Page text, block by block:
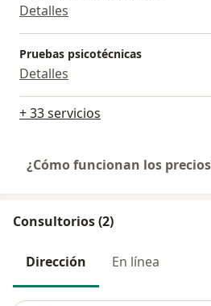
Detalles
Pruebas psicotécnicas
Detalles
+ 33 servicios
¿Cómo funcionan los
Consultorios (2)
Dirección En línea